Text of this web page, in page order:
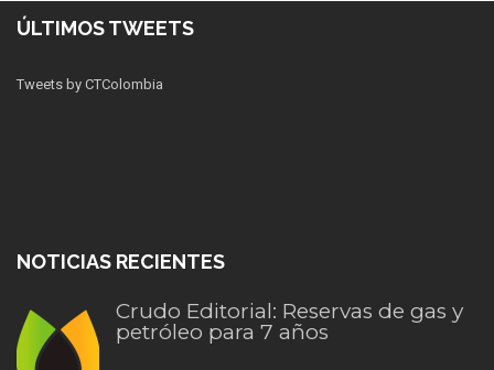
ÚLTIMOS TWEETS
Tweets by CTColombia
NOTICIAS RECIENTES
Crudo Editorial: Reservas de gas y
petróleo para 7 años